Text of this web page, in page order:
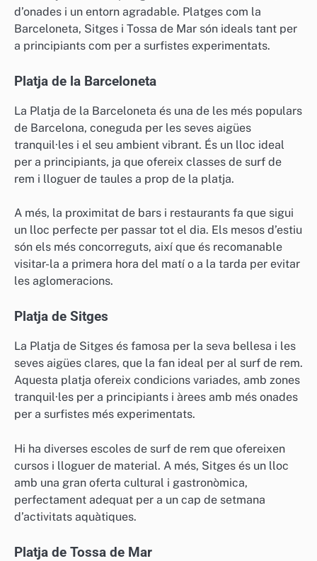
d’onades i un entorn agradable. Platges com la
Barceloneta, Sitges i Tossa de Mar són ideals tant per
a principiants com per a surfistes experimentats.
Platja de la Barceloneta
La Platja de la Barceloneta és una de les més populars
de Barcelona, coneguda per les seves aigües
tranquil·les i el seu ambient vibrant. És un lloc ideal
per a principiants, ja que ofereix classes de surf de
rem i lloguer de taules a prop de la platja.
A més, la proximitat de bars i restaurants fa que sigui
un lloc perfecte per passar tot el dia. Els mesos d’estiu
són els més concorreguts, així que és recomanable
visitar-la a primera hora del matí o a la tarda per evitar
les aglomeracions.
Platja de Sitges
La Platja de Sitges és famosa per la seva bellesa i les
seves aigües clares, que la fan ideal per al surf de rem.
Aquesta platja ofereix condicions variades, amb zones
tranquil·les per a principiants i àrees amb més onades
per a surfistes més experimentats.
Hi ha diverses escoles de surf de rem que ofereixen
cursos i lloguer de material. A més, Sitges és un lloc
amb una gran oferta cultural i gastronòmica,
perfectament adequat per a un cap de setmana
d’activitats aquàtiques.
Platja de Tossa de Mar